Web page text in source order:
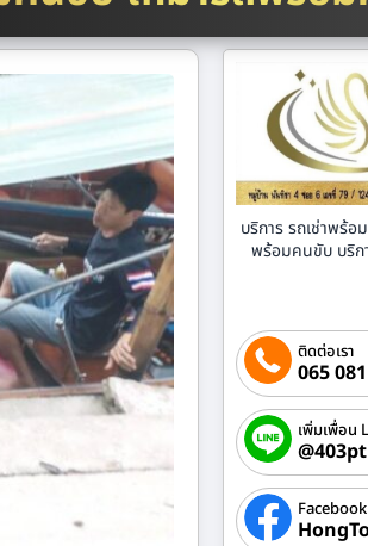
บริการ รถเช่าพร้
พร้อมคนขับ บริก
ติดต่อเรา
065
เพิ่มเพื่อน